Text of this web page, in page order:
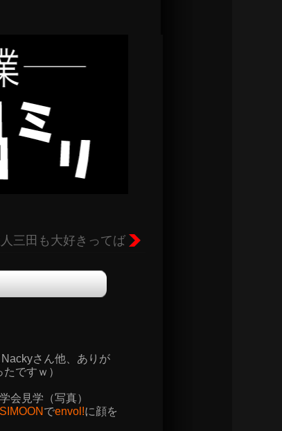
三田も大好きってば
Nackyさん他、ありが
ですｗ）
会見学（写真）
SIMOON でenvol!に顔を